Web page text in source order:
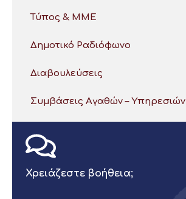
Τύπος & ΜΜΕ
Δημοτικό Ραδιόφωνο
Διαβουλεύσεις
Συμβάσεις Αγαθών –
Χρειάζεστε βοήθεια;